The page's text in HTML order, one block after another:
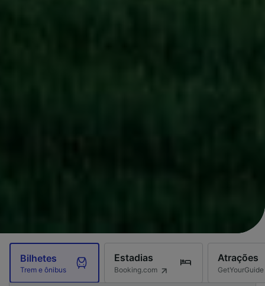
Bilhetes
Trem e ônibus
Estadias
Booking.com
Atrações
GetYourGuide